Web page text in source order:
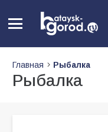
Главная Рыбалка
Рыбалка